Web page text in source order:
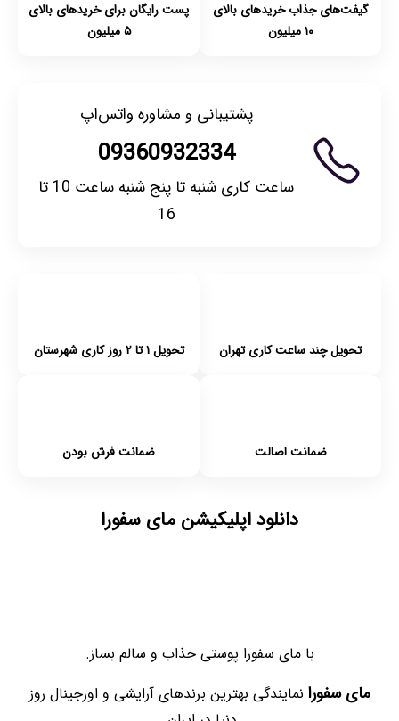
گیفت‌های جذاب خریدهای بالای
۱۰ میلیون
پست رایگان برای خریدهای بالای
۵ میلیون
پشتیبانی و مشاوره واتس‌اپ
09360932334
ساعت کاری شنبه تا پنج شنبه ساعت 10 تا
16
تحویل چند ساعت کاری تهران تحویل ۱ تا ۲ روز کاری شهرستان
ضمانت اصالت ضمانت فرش بودن
دانلود اپلیکیشن مای سفورا
با مای سفورا پوستی جذاب و سالم بساز.
مای سفورا نمایندگی بهترین برندهای آرایشی و اورجینال روز